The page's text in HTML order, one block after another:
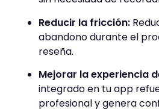
Reducir la fricción:
abandono durante el
reseña.
Mejorar la experiencia
integrado en tu app
profesional y genera